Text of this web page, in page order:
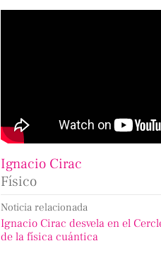
Ignacio Cirac
Físico
Noticia relacionada
Ignacio Cirac desvela en el
de la física cuántica